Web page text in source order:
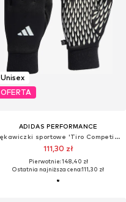
Unisex
OFERTA
ADIDAS PERFORMANCE
Rękawiczki sportowe 'Tiro Competition'
111,30 zł
Pierwotnie: 148,40 zł
Ostatnia najniższa cena:111,30 zł